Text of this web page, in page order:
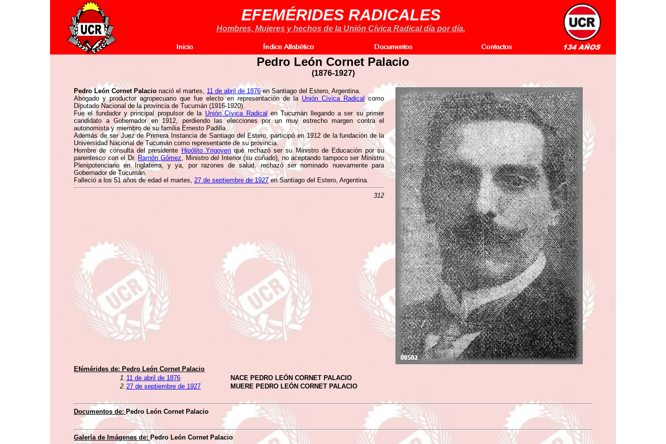
EFEMÉRIDES RADICALES
Hombres, Mujeres y hechos de la Unión Cívica Radical día por día.
Pedro León Cornet Palacio
(1876-1927)
Pedro León Cornet Palacio nació el martes, 11 de abril de 1876en Santiago del Estero, Argentina.
Abogado y productor agropecuario que fue electo en representación de la Unión Cívica Radical como
Diputado Nacional de la provincia de Tucumán (1916-1920).
Fue el fundador y principal propulsor de la Unión Cívica Radical en Tucumán llegando a ser su primer
candidato a Gobernador en 1912, perdiendo las elecciones por un muy estrecho margen contra el
autonomista y miembro de su familia Ernesto Padilla .
Además de ser Juez de Primera Instancia de Santiago del Estero, participó en 1912 de la fundación de la
Universidad Nacional de Tucumán como representante de su provincia.
Hombre de consulta del presidente Hipólito Yrigoyenqué rechazó ser su Ministro de Educación por su
parentesco con el Dr. Ramón Gómez, Ministro del Interior (su cuñado), no aceptando tampoco ser Ministro
Plenipotenciario en Inglaterra, y ya, por razones de salud, rechazó ser nominado nuevamente para
Gobernador de Tucumán.
Falleció a los 51 años de edad el martes, 27 de septiembre de 1927en Santiago del Estero, Argentina.
312
Efémérides de: Pedro León Cornet Palacio
1. 11 de abril de 1876
NACE PEDRO LEÓN CORNET PALACIO
2. 27 de septiembre de 1927 MUERE PEDRO LEÓN CORNET PALACIO
Documentos de: Pedro León Cornet Palacio
Galería de Imágenes de:Pedro León Cornet Palacio